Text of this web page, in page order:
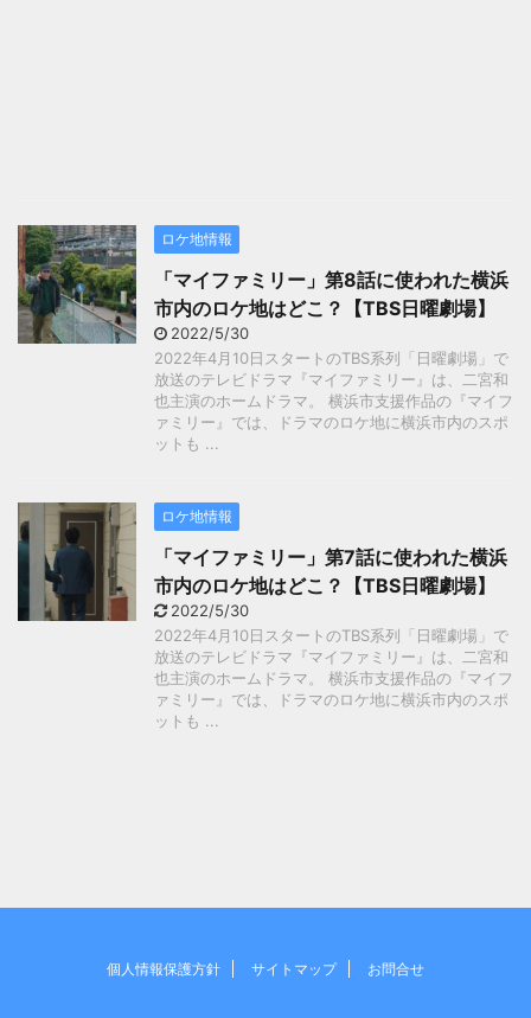
ロケ地情報
「マイファミリー」第8話に使われた横浜
市内のロケ地はどこ？【TBS日曜劇場】
2022/5/30
2022年4月10日スタートのTBS系列「日曜劇場」で
放送のテレビドラマ『マイファミリー』は、二宮和
也主演のホームドラマ。 横浜市支援作品の『マイフ
ァミリー』では、ドラマのロケ地に横浜市内のスポ
ットも ...
ロケ地情報
「マイファミリー」第7話に使われた横浜
市内のロケ地はどこ？【TBS日曜劇場】
2022/5/30
2022年4月10日スタートのTBS系列「日曜劇場」で
放送のテレビドラマ『マイファミリー』は、二宮和
也主演のホームドラマ。 横浜市支援作品の『マイフ
ァミリー』では、ドラマのロケ地に横浜市内のスポ
ットも ...
個人情報保護方針 サイトマップ お問合せ